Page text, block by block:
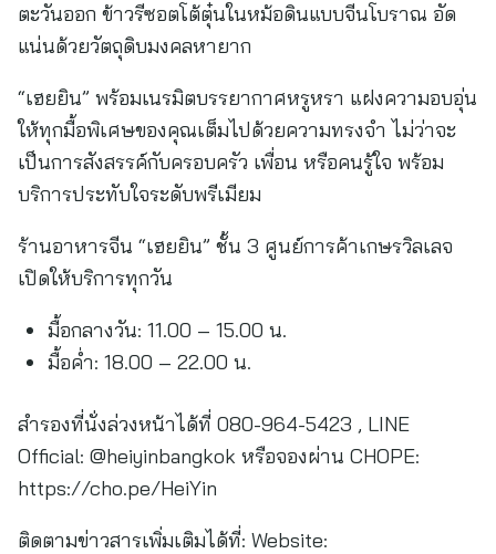
ตะวันออก ข้าวรีซอตโต้ตุ๋นในหม้อดินแบบจีนโบราณ อัด
แน่นด้วยวัตถุดิบมงคลหายาก
“เฮยยิน” พร้อมเนรมิตบรรยากาศหรูหรา แฝงความอบอุ่น
ให้ทุกมื้อพิเศษของคุณเต็มไปด้วยความทรงจำ ไม่ว่าจะ
เป็นการสังสรรค์กับครอบครัว เพื่อน หรือคนรู้ใจ พร้อม
บริการประทับใจระดับพรีเมียม
ร้านอาหารจีน “เฮยยิน” ชั้น 3 ศูนย์การค้าเกษรวิลเลจ
เปิดให้บริการทุกวัน
มื้อกลางวัน: 11.00 – 15.00 น.
มื้อค่ำ: 18.00 – 22.00 น.
สำรองที่นั่งล่วงหน้าได้ที่ 080-964-5423 , LINE
Official: @heiyinbangkok หรือจองผ่าน CHOPE:
https://cho.pe/HeiYin
ติดตามข่าวสารเพิ่มเติมได้ที่: Website: